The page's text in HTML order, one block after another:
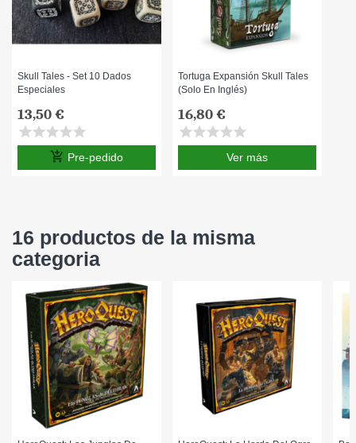
Skull Tales - Set 10 Dados
Especiales
13,50 €
starstarstarstarstar
add_shopping_cart Pre-pedido
Tortuga Expansión Skull Tales
(solo En Inglés)
16,80 €
starstarstarstarstar
Ver más
16 productos de la misma
categoria